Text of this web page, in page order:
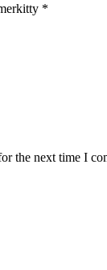
*
the next time I